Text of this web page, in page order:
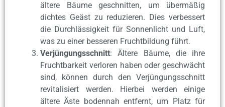
ältere Bäume geschnitten, um übermäßig
dichtes Geäst zu reduzieren. Dies verbessert
die Durchlässigkeit für Sonnenlicht und Luft,
was zu einer besseren Fruchtbildung führt.
Verjüngungsschnitt: Ältere Bäume, die ihre
Fruchtbarkeit verloren haben oder geschwächt
sind, können durch den Verjüngungsschnitt
revitalisiert werden. Hierbei werden einige
ältere Äste bodennah entfernt, um Platz für